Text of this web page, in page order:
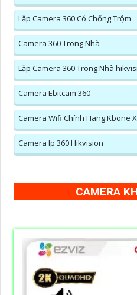
Lắp Camera 360 Có Chống Trộm
Camera 360 Trong Nhà
Lắp Camera 360 Trong Nhà
Camera Ebitcam 360
Camera Wifi Chính Hãng Kbone
Camera Ip 360 Hikvision
CAMERA